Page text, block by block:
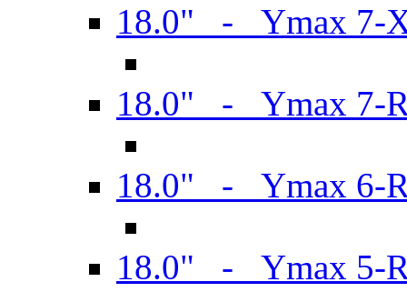
18.0" - Ymax 7-
18.0" - Ymax 7-
18.0" - Ymax 6-
18.0" - Ymax 5-